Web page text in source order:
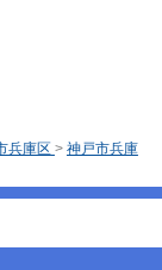
兵庫区 > 神戸市兵庫